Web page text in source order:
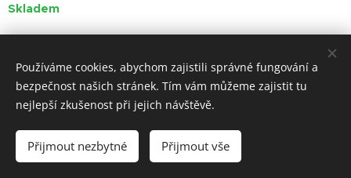
Skladem
Do košíku
Vytvořeno službouWebnode Cookies
Používáme cookies, abychom zajistili správné fungování a
bezpečnost našich stránek. Tím vám můžeme zajistit tu
nejlepší zkušenost při jejich návštěvě.
Přijmout nezbytné Přijmout vše